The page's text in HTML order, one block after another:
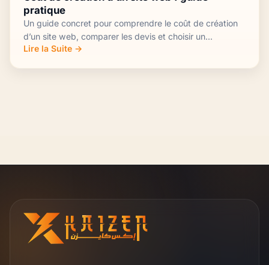
pratique
Un guide concret pour comprendre le coût de création
d’un site web, comparer les devis et choisir un...
Lire la Suite →